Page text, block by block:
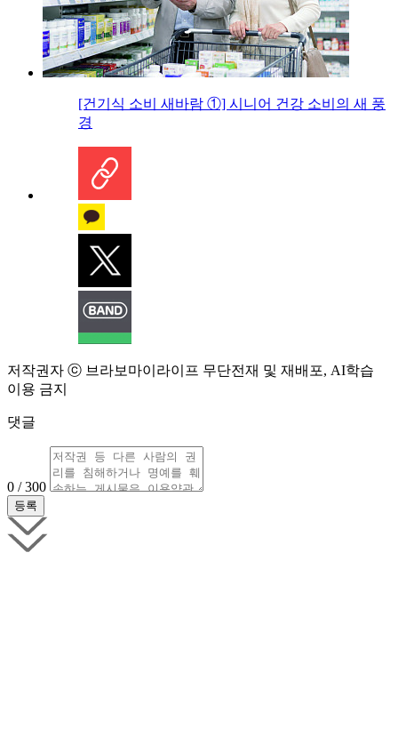
[건기식 소비 새바람 ①] 시니어 건강 소비의 새 풍
경
저작권자 ⓒ 브라보마이라이프 무단전재 및 재배포, AI학습
이용 금지
댓글
0 / 300